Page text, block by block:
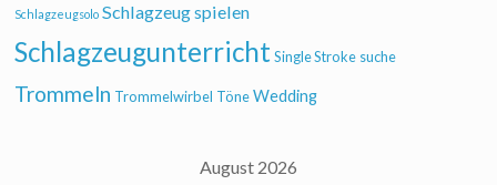
Schlagzeugsolo Schlagzeug spielen
Schlagzeugunterricht Single Stroke suche
Trommeln Trommelwirbel Töne Wedding
August 2026